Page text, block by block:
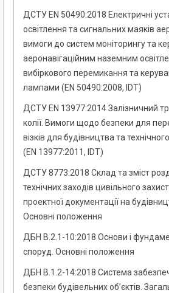
ДСТУ EN 50490:2018 Електричні
освітлення та сигнальних маяків
вимоги до систем моніторингу та
аеронавігаційним наземним
вибіркового перемикання та
лампами (EN 50490:2008, IDT)
ДСТУ EN 13977:2014 Залізничний
колії. Вимоги щодо безпеки для
візків для будівництва та
(EN 13977:2011, IDT)
ДСТУ 8773:2018 Склад та зміст
технічних заходів цивільного
проектної документації на
Основні положення
ДБН В.2.1-10:2018 Основи і
споруд. Основні положення
ДБН В.1.2-14:2018 Система
безпеки будівельних об’єктів.